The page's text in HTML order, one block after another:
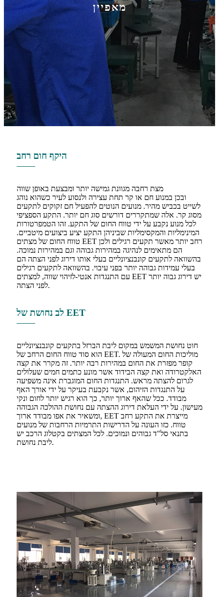
מאפיין
היקף חום רחב
מצת רחבה מגוונת גמישה יותר ומבצעת באופן שווה
ובכן במנוע חם או קר תחת עצירה ולנסוע לעיר כשהוא נוהג
לשייט בכביש מהיר. מנועים הנוטים להפעיל חם זקוקים לתקעים
מסוג קר. אלה שמתקררים דורשים סוג חם יותר. התקע הספציפי
לכל מנוע נקבע על ידי טווח החום של התקע. זהו הטמפרטורות
המינימליות והמקסימליות שביניהן התקע יציע ביצועים מיטביים.
טווח החום של מצתים EET רחב יותר מאשר תקעים רגילים ולכן
הם מתאימים לנהיגה במהירות גבוהה וגם במהירות נמוכה.
בהשוואה לתקעים קונבנציונליים בעלי אותו דירוג לפני הצתה הם
בעלי עמידות גבוהה יותר בפני עיבוי. בהשוואה לתקעים רגילים
עם התנגדות אנטי-לזיהוי שווה, למצתים EET יש דירוג גבוה יותר
לפני הצתה.
לב נחושת של EET
חוט נחושת המשמש במקום ליבת הברזל בתקעים קונבנציונליים
הוא סוד טווח החום הרחב של EET. מוליכות החום המעולה של
קופר מפזרת את החום במהירות רבה יותר. זה מקרר את קצה
האלקטרודה ואת קצה הבידוד אשר מונע כתמים חמים שעלולים
לגרום להצתה מראש. התנגדות החום המוגברת אינה משפיעה
על התנגדות הזיהום, אשר נקבעת בעיקר על ידי אורך האף
מבודד. ככל שהאף ארוך יותר, כך הוא רגיש יותר לחום ונקי
מעישון. על ידי העלאת דירוג ההצתה עם נחושת ההולכה הגבוהה
ומשאיר את אפו מבודד ארוך, EET מייצרת את התקע רחב
טווח. כזו העונה על הדרישות התרמיות הרחבות של מנועים
בתנאי סל"ד גבוהים ונמוכים. לכל המצתים בקטלוג הרכב יש
ליבת נחושת.